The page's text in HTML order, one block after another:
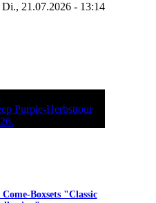
Di., 21.07.2026 - 13:14